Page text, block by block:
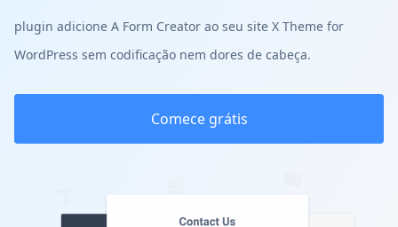
plugin adicione A Form Creator ao seu site X Theme for
WordPress sem codificação nem dores de cabeça.
Comece grátis